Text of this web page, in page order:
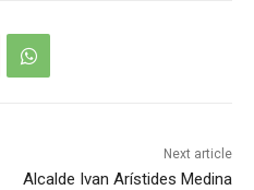
Next article
Alcalde Ivan Arístides Medina